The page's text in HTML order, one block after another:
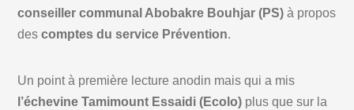
conseiller communal Abobakre Bouhjar (PS) à propos
descomptes du service Prévention.
Un point à première lecture anodin mais qui a mis
l’échevine Tamimount Essaidi (Ecolo) plus que sur la